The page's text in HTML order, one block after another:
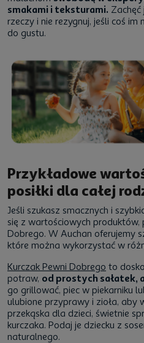
smakami i teksturami.
rzeczy i nie rezygnuj, jeśli coś
do gustu.
Przykładowe
posiłki dla całej
Jeśli szukasz smacznych i
się z wartościowych
Dobrego. W Auchan oferujemy
które można wykorzystać w
Kurczak Pewni Dobrego to
potraw, od prostych sałatek,
go grillować, piec w piekarniku
ulubione przyprawy i zioła, aby
przekąska dla dzieci, świetnie
kurczaka. Podaj je dziecku z
naturalnego.